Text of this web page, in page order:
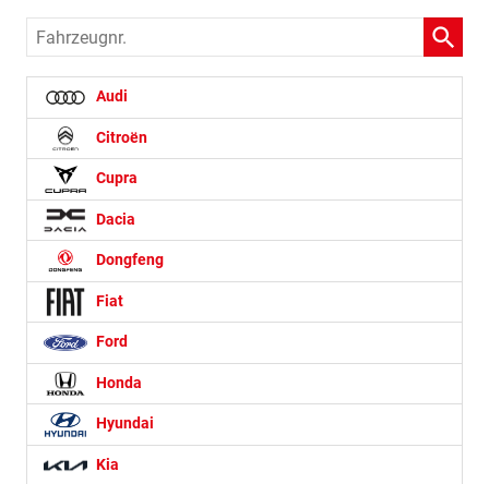
Fahrzeugnr.
Audi
Citroën
Cupra
Dacia
Dongfeng
Fiat
Ford
Honda
Hyundai
Kia